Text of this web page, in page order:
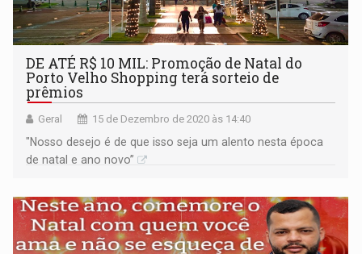
DE ATÉ R$ 10 MIL: Promoção de Natal do
Porto Velho Shopping terá sorteio de
prêmios
Geral 15 de Dezembro de 2020 às 14:40
"Nosso desejo é de que isso seja um alento nesta época
de natal e ano novo”